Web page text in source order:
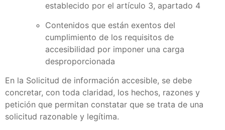
establecido por el artículo 3, apartado 4
Contenidos que están exentos del
cumplimiento de los requisitos de
accesibilidad por imponer una carga
desproporcionada
En la Solicitud de información accesible, se debe
concretar, con toda claridad, los hechos, razones y
petición que permitan constatar que se trata de una
solicitud razonable y legítima.